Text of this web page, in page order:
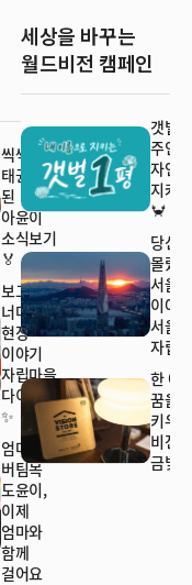
씩씩한
태권소녀가
된
아윤이
소식보기
🏅
보고서
너머의
현장
이야기
자립마을
다이어리
✨
엄마의
버팀목
도윤이,
이제
엄마와
함께
걸어요
세상을 바꾸는
월드비전 캠페인
갯벌
주인
자연을
지켜
🦀
당신이
몰랐던
서울
이야기
서울이
자립
한 아
꿈을
키우는
비전
금빛